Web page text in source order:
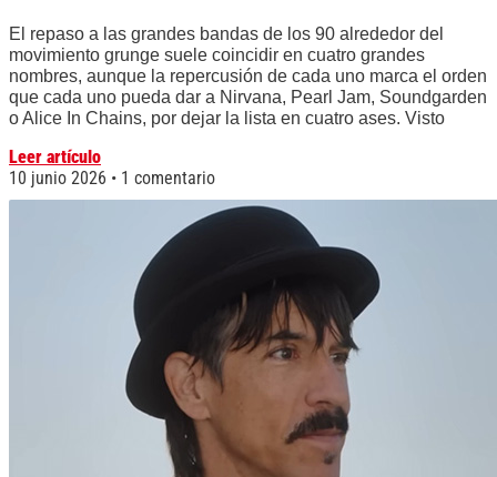
El repaso a las grandes bandas de los 90 alrededor del
movimiento grunge suele coincidir en cuatro grandes
nombres, aunque la repercusión de cada uno marca el orden
que cada uno pueda dar a Nirvana, Pearl Jam, Soundgarden
o Alice In Chains, por dejar la lista en cuatro ases. Visto
Leer artículo
10 junio 2026
1 comentario